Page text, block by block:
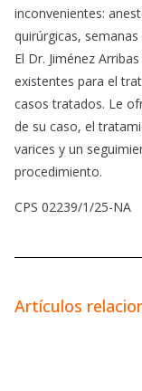
inconvenientes:
quirúrgicas,
El Dr. Jiménez
existentes para el
casos tratados. Le
de su caso, el
varices y un
procedimiento.
CPS 02239/1/25-NA
Artículos